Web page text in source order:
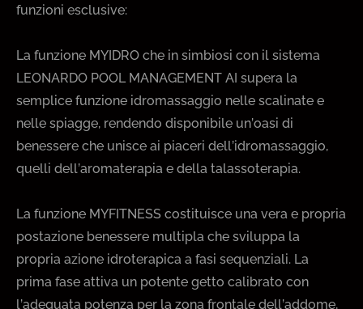
funzioni esclusive:
La funzione MYIDRO che in simbiosi con il sistema
LEONARDO POOL MANAGEMENT AI supera la
semplice funzione idromassaggio nelle scalinate e
nelle spiagge, rendendo disponibile un’oasi di
benessere che unisce ai piaceri dell’idromassaggio,
quelli dell’aromaterapia e della talassoterapia.
La funzione MYFITNESS costituisce una vera e propria
postazione benessere multipla che sviluppa la
propria azione idroterapica a fasi sequenziali. La
prima fase attiva un potente getto calibrato con
l’adeguata potenza per la zona frontale dell’addome,